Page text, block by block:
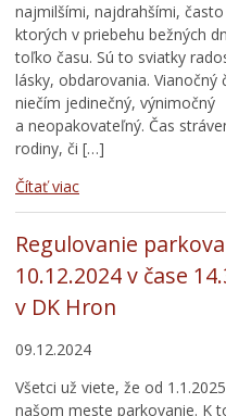
najmilšími, najdrahšími,
ktorých v priebehu bežných
toľko času. Sú to sviatky
lásky, obdarovania. Vianočný
niečím jedinečný, výnimočný
a neopakovateľný. Čas
rodiny, či […]
Čítať viac
Regulovanie
10.12.2024 v čase
v DK Hron
09.12.2024
Všetci už viete, že od
našom meste parkovanie. K